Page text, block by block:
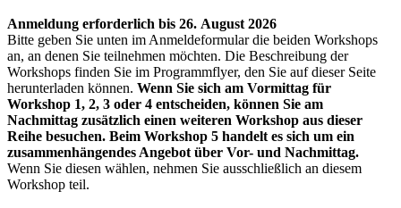
Anmeldung erforderlich bis 26. August 2026
Bitte geben Sie unten im Anmeldeformular die beiden Workshops
an, an denen Sie teilnehmen möchten. Die Beschreibung der
Workshops finden Sie im Programmflyer, den Sie auf dieser Seite
herunterladen können. Wenn Sie sich am Vormittag für
Workshop 1, 2, 3 oder 4 entscheiden, können Sie am
Nachmittag zusätzlich einen weiteren Workshop aus dieser
Reihe besuchen. Beim Workshop 5 handelt es sich um ein
zusammenhängendes Angebot über Vor- und Nachmittag.
Wenn Sie diesen wählen, nehmen Sie ausschließlich an diesem
Workshop teil.